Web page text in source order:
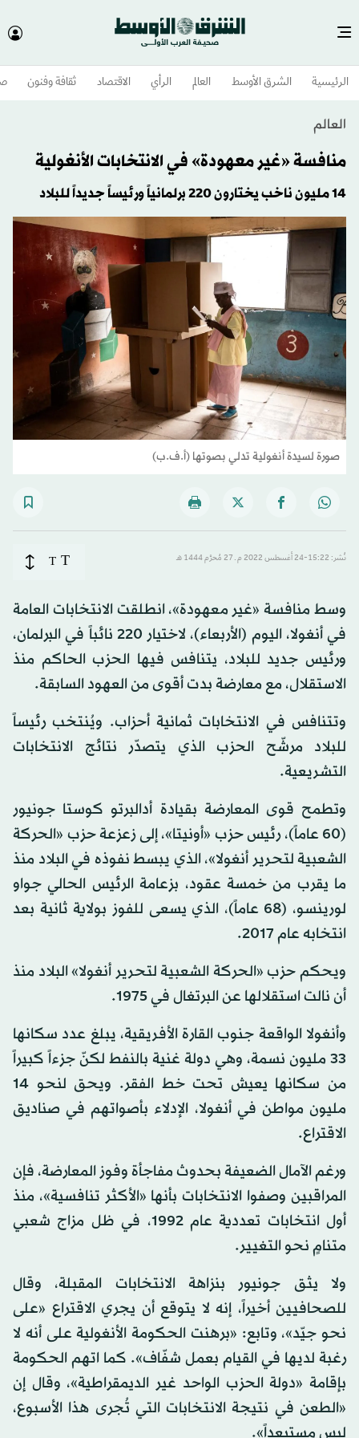
الرئيسية الشرق الأوسط​ العالم الرأي الاقتصاد ثقافة وفنون
العالم
منافسة «غير معهودة» في الانتخابات الأنغولية
14 مليون ناخب يختارون 220 برلمانياً ورئيساً جديداً للبلاد
صورة لسيدة أنغولية تدلي بصوتها (أ.ف.ب)
نُشر: 15:22-24 أغسطس 2022 م ـ 27 مُحرَّم 1444 هـ T
T
وسط منافسة «غير معهودة»، انطلقت الانتخابات العامة
في أنغولا، اليوم (الأربعاء)، لاختيار 220 نائباً في البرلمان،
ورئيس جديد للبلاد، يتنافس فيها الحزب الحاكم منذ
الاستقلال، مع معارضة بدت أقوى من العهود السابقة.
وتتنافس في الانتخابات ثمانية أحزاب. ويُنتخب رئيساً
للبلاد مرشّح الحزب الذي يتصدّر نتائج الانتخابات
التشريعية.
وتطمح قوى المعارضة بقيادة أدالبرتو كوستا جونيور
(60 عاماً)، رئيس حزب «أونيتا»، إلى زعزعة حزب «الحركة
الشعبية لتحرير أنغولا»، الذي يبسط نفوذه في البلاد منذ
ما يقرب من خمسة عقود، بزعامة الرئيس الحالي جواو
لورينسو، (68 عاماً)، الذي يسعى للفوز بولاية ثانية بعد
انتخابه عام 2017.
ويحكم حزب «الحركة الشعبية لتحرير أنغولا» البلاد منذ
أن نالت استقلالها عن البرتغال في 1975.
وأنغولا الواقعة جنوب القارة الأفريقية، يبلغ عدد سكانها
33 مليون نسمة، وهي دولة غنية بالنفط لكنّ جزءاً كبيراً
من سكانها يعيش تحت خط الفقر. ويحق لنحو 14
مليون مواطن في أنغولا، الإدلاء بأصواتهم في صناديق
الاقتراع.
ورغم الآمال الضعيفة بحدوث مفاجأة وفوز المعارضة، فإن
المراقبين وصفوا الانتخابات بأنها «الأكثر تنافسية»، منذ
أول انتخابات تعددية عام 1992، في ظل مزاج شعبي
متنامٍ نحو التغيير.
ولا يثق جونيور بنزاهة الانتخابات المقبلة، وقال
للصحافيين أخيراً، إنه لا يتوقع أن يجري الاقتراع «على
نحو جيّد»، وتابع: «برهنت الحكومة الأنغولية على أنه لا
رغبة لديها في القيام بعمل شفّاف». كما اتهم الحكومة
بإقامة «دولة الحزب الواحد غير الديمقراطية»، وقال إن
«الطعن في نتيجة الانتخابات التي تُجرى هذا الأسبوع،
ليس مستبعداً».